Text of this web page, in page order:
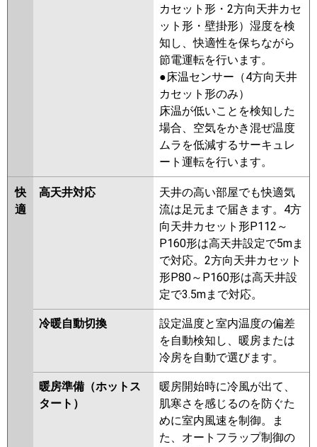
PCZ-ZRMP50SKL5
PCZ-
ZRMP50SK5 PCZ-ZRMP50SKL4
PCZ-ZRMP50SK4 PCZ-
ZRMP50SK3 PCZ-ZRMP50SKL3
PCZ-ZRMP50SKL2
PCZ-
ZRMP50SK2
PCZ-ZRMP50SKZ
PCZ-ZRMP50SKLZ PCZ-
ZRMP50SKY
PCZ-ZRMP50SKLY
PCZ-ZRMP50SKV PCZ-
ZRMP50SKLV PCZ-ZRMP50SKR
PCZ-ZRMP50SKLR
日立 RPC-GP50RGHJ7 RPC-
GP50RGHJ6 RPC-GP50RGHJ5
RPC-GP50RGHJ4 RPC-
GP50RGHJ3 RPC-AP50GHJ7
RPC-GP50RGHJ2 RPC-AP50GHJ6
RPC-GP50RGHJ1
三菱重工 FDEZ505HKA5SA FDEZ505HK5SA
FDEZ505HK5S
パナソニック PA-P50T7SGNBX PA-P50T7SGNB
PA-P50T7SG PA-P50T7SGN PA-
P50T6SGB PA-P50T6SGNB PA-
P50T6SGA PA-P50T6SGN1
カセット形・2方向天井カセ
ット形・壁掛形）湿度を検
知し、快適性を保ちながら
節電運転を行います。
●床温センサー（4方向天井
カセット形のみ）
床温が低いことを検知した
場合、空気をかき混ぜ温度
ムラを低減するサーキュレ
ート運転を行います。
快
適
高天井対応
天井の高い部屋でも快適気
流は足元まで届きます。4方
向天井カセット形P112～
P160形は高天井設定で5mま
で対応。2方向天井カセット
形P80～P160形は高天井設
定で3.5mまで対応。
冷暖自動切換
設定温度と室内温度の偏差
を自動検知し、暖房または
冷房を自動で選びます。
暖房準備（ホットス
タート）
暖房開始時に冷風が出て、
肌寒さを感じるのを防ぐた
めに室内風速を制御。ま
た、オートフラップ制御の